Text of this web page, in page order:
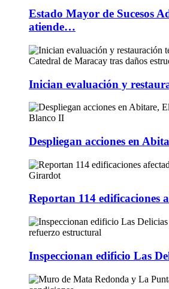
Estado Mayor de Sucesos
atiende…
Inician evaluación y
Despliegan acciones en
Reportan 114 edificaciones
Inspeccionan edificio Las